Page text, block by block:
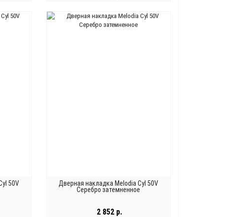
В КОРЗИНУ
50V
Дверная накладка Melodia Cyl 50V
Серебро затемненное
2 852 р.